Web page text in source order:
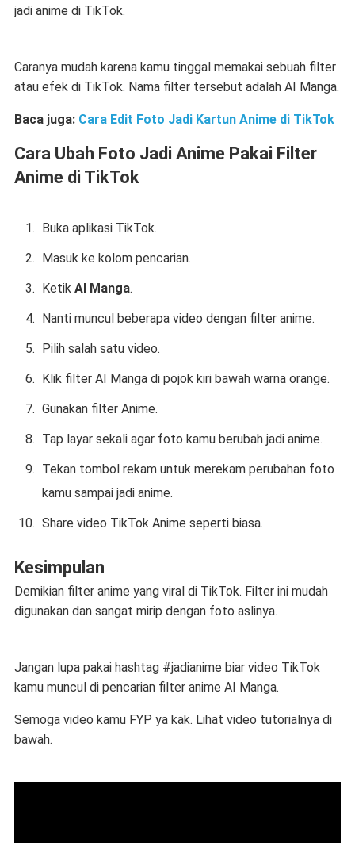
jadi anime di TikTok.
Caranya mudah karena kamu tinggal memakai sebuah filter
atau efek di TikTok. Nama filter tersebut adalah AI Manga.
Baca juga: Cara Edit Foto Jadi Kartun Anime di TikTok
Cara Ubah Foto Jadi Anime Pakai Filter
Anime di TikTok
Buka aplikasi TikTok.
Masuk ke kolom pencarian.
Ketik AI Manga.
Nanti muncul beberapa video dengan filter anime.
Pilih salah satu video.
Klik filter AI Manga di pojok kiri bawah warna orange.
Gunakan filter Anime.
Tap layar sekali agar foto kamu berubah jadi anime.
Tekan tombol rekam untuk merekam perubahan foto
kamu sampai jadi anime.
Share video TikTok Anime seperti biasa.
Kesimpulan
Demikian filter anime yang viral di TikTok. Filter ini mudah
digunakan dan sangat mirip dengan foto aslinya.
Jangan lupa pakai hashtag #jadianime biar video TikTok
kamu muncul di pencarian filter anime AI Manga.
Semoga video kamu FYP ya kak. Lihat video tutorialnya di
bawah.